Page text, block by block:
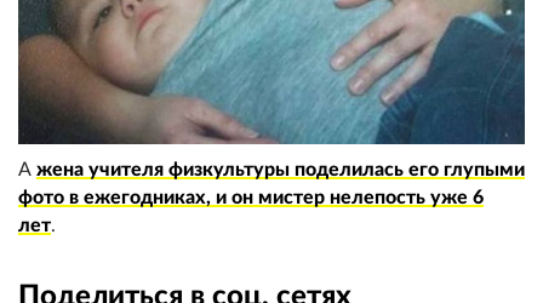
А жена учителя физкультуры поделилась его глупыми
фото в ежегодниках, и он мистер нелепость уже 6
лет.
Поделиться в соц. сетях